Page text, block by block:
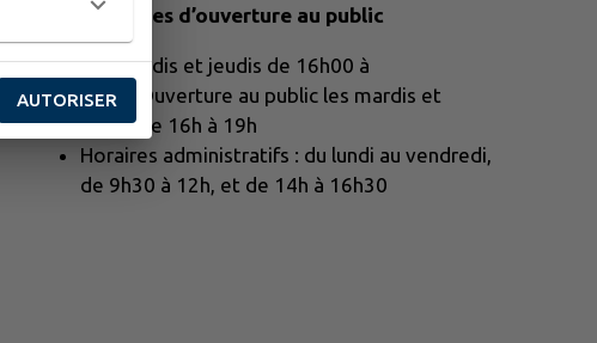
Nos horaires d’ouverture au public
Les mardis et jeudis de 16h00 à
19h00Ouverture au public les mardis et
jeudis de 16h à 19h
Horaires administratifs : du lundi au vendredi,
de 9h30 à 12h, et de 14h à 16h30
AUTORISER